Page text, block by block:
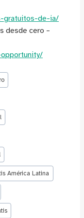
gratuitos-de-ia/
desde cero –
América Latina